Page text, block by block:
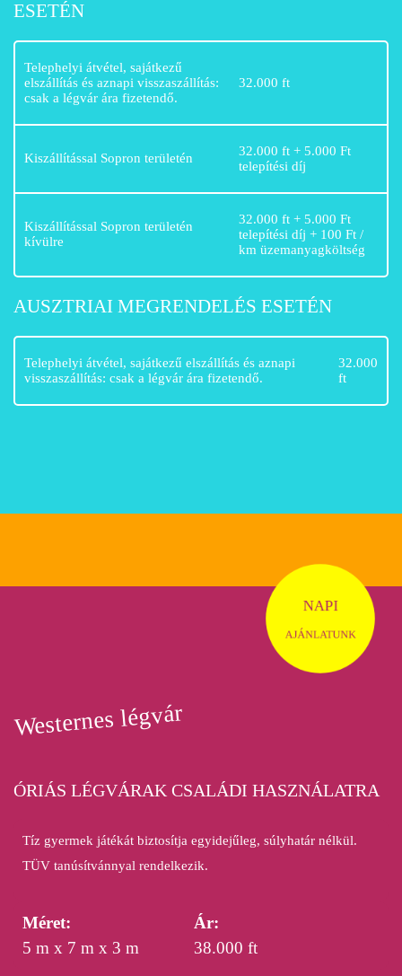
ESETÉN
Telephelyi átvétel, sajátkezű
elszállítás és aznapi visszaszállítás:
csak a légvár ára fizetendő.
32.000 ft
Kiszállítással Sopron területén
32.000 ft + 5.000 Ft
telepítési díj
Kiszállítással Sopron területén
kívülre
32.000 ft + 5.000 Ft
telepítési díj + 100 Ft /
km üzemanyagköltség
AUSZTRIAI MEGRENDELÉS ESETÉN
Telephelyi átvétel, sajátkezű elszállítás és aznapi
visszaszállítás: csak a légvár ára fizetendő.
32.000
ft
Westernes légvár
ÓRIÁS LÉGVÁRAK CSALÁDI HASZNÁLATRA
NAPI
AJÁNLATUNK
Tíz gyermek játékát biztosítja egyidejűleg, súlyhatár nélkül.
TÜV tanúsítvánnyal rendelkezik.
Méret:
5 m x 7 m x 3 m
Ár:
38.000 ft